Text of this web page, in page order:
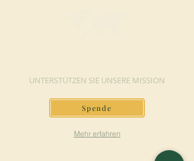
UNTERSTÜTZEN SIE UNSERE MISSION
Spende
Mehr erfahren